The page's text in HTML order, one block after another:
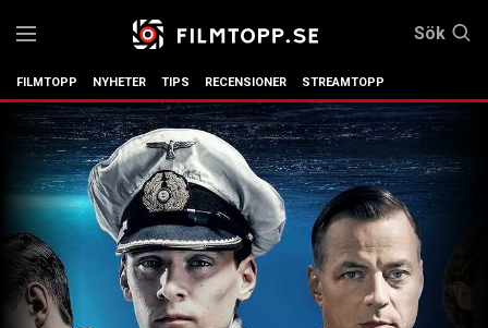
Sök
FILMTOPP NYHETER TIPS RECENSIONER STREAMTOPP